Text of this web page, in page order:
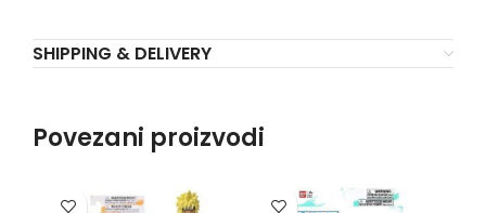
SHIPPING & DELIVERY
Povezani proizvodi